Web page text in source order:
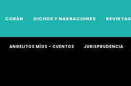
CORÁN DICHOS Y NARRACIONES REVISTAS
ANGELITOS MÍOS – CUENTOS JURISPRUDENCIA